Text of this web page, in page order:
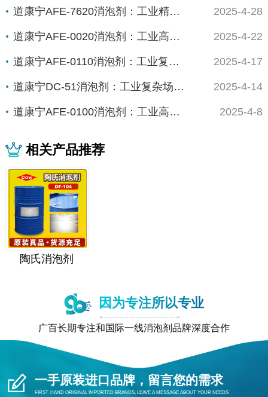
道康宁AFE-7620消泡剂：工业精密制造的... 2025-4-28
道康宁AFE-0020消泡剂：工业高能场景的... 2025-4-22
道康宁AFE-0110消泡剂：工业复杂体系的... 2025-4-17
道康宁DC-51消泡剂：工业复杂场景下的“全... 2025-4-14
道康宁AFE-0100消泡剂：工业高精度场景... 2025-4-8
相关产品推荐
陶氏消泡剂
因为专注所以专业
广百长期专注和国际一线消泡剂品牌深度合作
一手原装进口品牌，留言您的需求
FIRST-HAND ORIGINAL IMPORTED BRANDS, LEAVE A MESSAGE ABOUT YOUR NEEDS